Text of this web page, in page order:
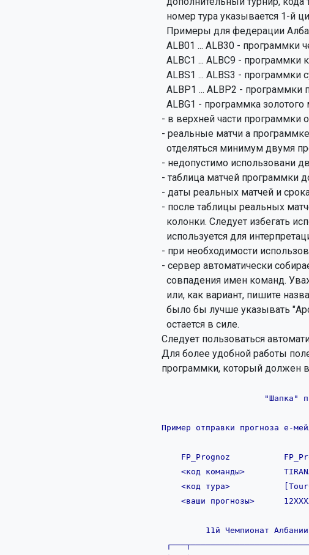
- в верхней части программки
- реальные матчи а
- недопустимо использовани
- таблица матчей программки
- даты реальных матчей и
- после таблицы реальных
- при необходимости
- сервер автоматически
Следует пользоваться
Для более удобной работы
Пример отправки прогноза е-